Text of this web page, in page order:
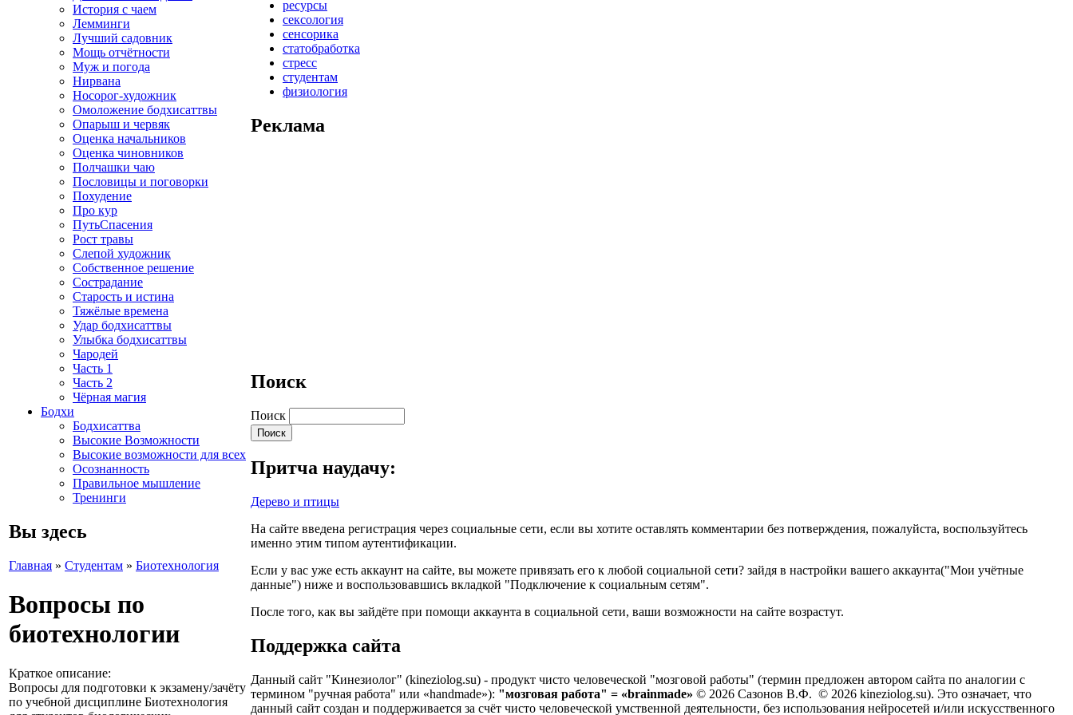
История с чаем
Лемминги
Лучший садовник
Мощь отчётности
Муж и погода
Нирвана
Носорог-художник
Омоложение бодхисаттвы
Опарыш и червяк
Оценка начальников
Оценка чиновников
Полчашки чаю
Пословицы и поговорки
Похудение
Про кур
ПутьСпасения
Рост травы
Слепой художник
Собственное решение
Сострадание
Старость и истина
Тяжёлые времена
Удар бодхисаттвы
Улыбка бодхисаттвы
Чародей
Часть 1
Часть 2
Чёрная магия
Бодхи
Бодхисаттва
Высокие Возможности
Высокие возможности для всех
Осознанность
Правильное мышление
Тренинги
Вы здесь
Главная » Студентам » Биотехнология
Вопросы по
биотехнологии
Краткое описание:
Вопросы для подготовки к экзамену/зачёту
по учебной дисциплине Биотехнология
ресурсы
сексология
сенсорика
статобработка
стресс
студентам
физиология
Реклама
Поиск
Поиск
Притча наудачу:
Дерево и птицы
На сайте введена регистрация через социальные сети, если вы хотите оставлять комментарии без потверждения, пожалуйста, воспользуйтесь
именно этим типом аутентификации.
Если у вас уже есть аккаунт на сайте, вы можете привязать его к любой социальной сети? зайдя в настройки вашего аккаунта("Мои учётные
данные") ниже и воспользовавшись вкладкой "Подключение к социальным сетям".
После того, как вы зайдёте при помощи аккаунта в социальной сети, ваши возможности на сайте возрастут.
Поддержка сайта
Данный сайт "Кинезиолог" (kineziolog.su) - продукт чисто человеческой "мозговой работы" (термин предложен автором сайта по аналогии с
термином "ручная работа" или «handmade»): "мозговая работа" = «brainmade» © 2026 Сазонов В.Ф. © 2026 kineziolog.su). Это означает, что
данный сайт создан и поддерживается за счёт чисто человеческой умственной деятельности, без использования нейросетей и/или искусственного